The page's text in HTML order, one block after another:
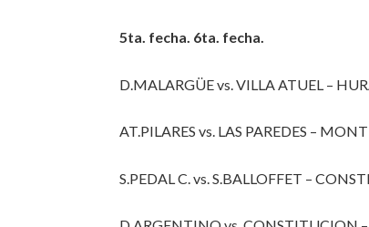
5ta. fecha. 6ta. fecha.
D.MALARGÜE vs. VILLA ATUEL –
AT.PILARES vs. LAS PAREDES –
S.PEDAL C. vs. S.BALLOFFET –